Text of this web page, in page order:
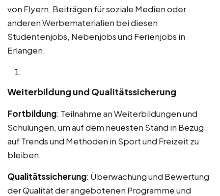
von Flyern, Beiträgen für soziale Medien oder
anderen Werbematerialien bei diesen
Studentenjobs, Nebenjobs und Ferienjobs in
Erlangen.
Weiterbildung und Qualitätssicherung
Fortbildung: Teilnahme an Weiterbildungen und
Schulungen, um auf dem neuesten Stand in Bezug
auf Trends und Methoden in Sport und Freizeit zu
bleiben.
Qualitätssicherung: Überwachung und Bewertung
der Qualität der angebotenen Programme und